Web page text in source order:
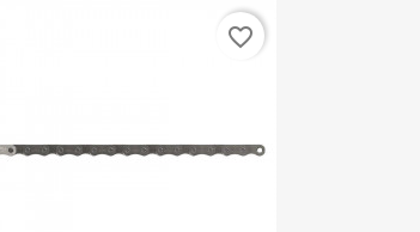
favorite_border